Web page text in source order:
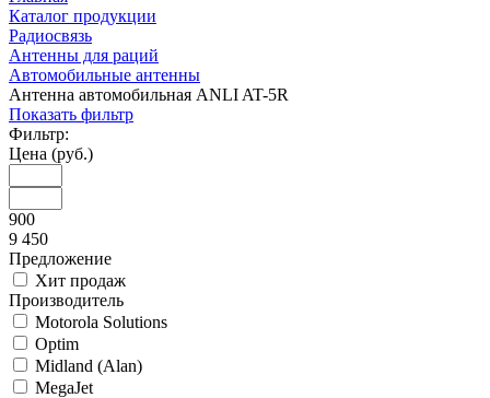
Каталог продукции
Радиосвязь
Антенны для раций
Автомобильные антенны
Антенна автомобильная ANLI AT-5R
Показать фильтр
Фильтр:
Цена (руб.)
900
9 450
Предложение
Хит продаж
Производитель
Motorola Solutions
Optim
Midland (Alan)
MegaJet